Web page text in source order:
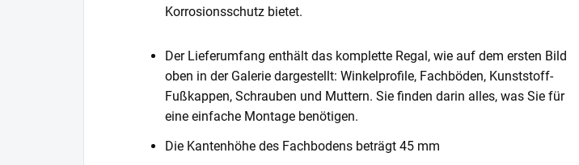
Korrosionsschutz bietet.
Der Lieferumfang enthält das komplette Regal, wie auf dem ersten Bild
oben in der Galerie dargestellt: Winkelprofile, Fachböden, Kunststoff-
Fußkappen, Schrauben und Muttern. Sie finden darin alles, was Sie für
eine einfache Montage benötigen.
Die Kantenhöhe des Fachbodens beträgt 45 mm